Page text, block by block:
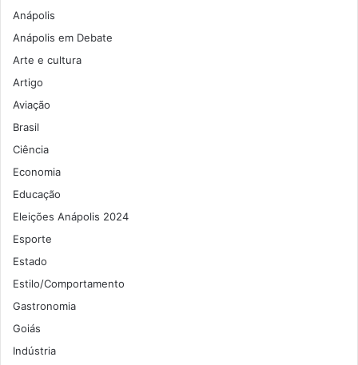
Anápolis
Anápolis em Debate
Arte e cultura
Artigo
Aviação
Brasil
Ciência
Economia
Educação
Eleições Anápolis 2024
Esporte
Estado
Estilo/Comportamento
Gastronomia
Goiás
Indústria